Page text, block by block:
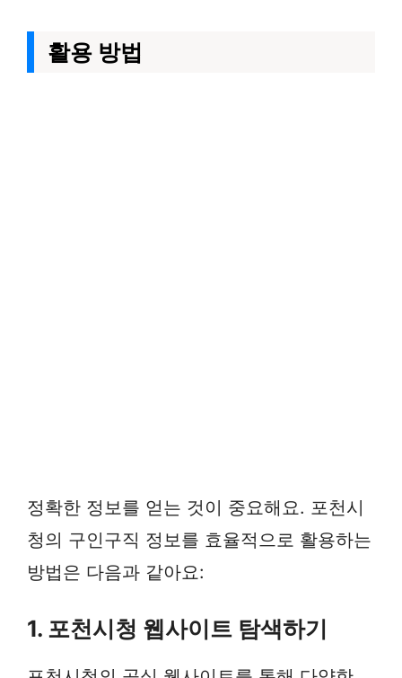
활용 방법
정확한 정보를 얻는 것이 중요해요. 포천시
청의 구인구직 정보를 효율적으로 활용하는
방법은 다음과 같아요:
1. 포천시청 웹사이트 탐색하기